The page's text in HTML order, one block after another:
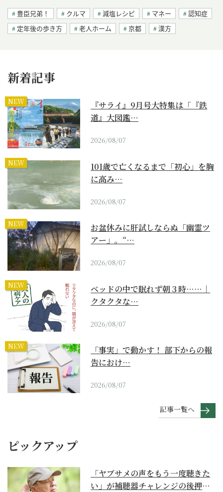
豊臣兄弟！ クルマ 減塩レシピ マネー
認知症
定年後の歩き方
老人ホーム 京都 漢方
新着記事
NEW
『サライ』9月号大特集は「『鉄
道』大図鑑…
2026/08/07
NEW
101歳で亡くなるまで「初心」を胸
に高み…
2026/08/07
NEW
お盆休みに肝試しならぬ「幽霊ツ
アー」。“…
2026/08/07
NEW
ベッドの中で眠れず朝３時……｜
クタクタな…
2026/08/07
NEW
「事実」で動かす！ 部下からの報
告におけ…
2026/08/07
記事一覧へ
ピックアップ
「ヤブサメの声をもう一度聴きた
い」が補聴器チャレンジの後押し